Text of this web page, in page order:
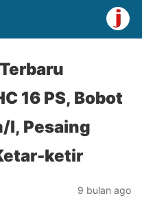
16 PS, Bobot
l, Pesaing
ketir
9 bulan ago